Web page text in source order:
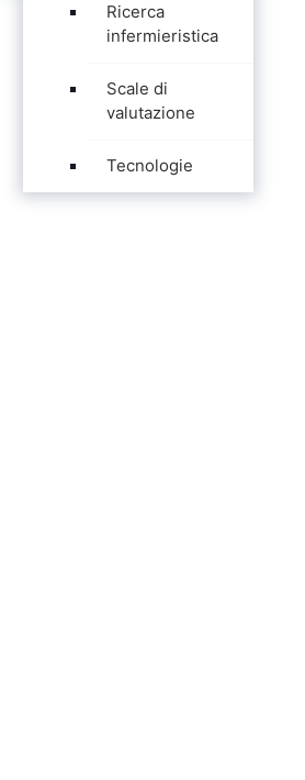
Ricerca
infermieristica
Scale di
valutazione
Tecnologie